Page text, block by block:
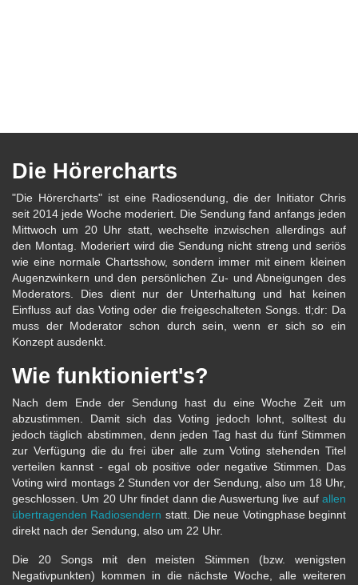
Die Hörercharts
"Die Hörercharts" ist eine Radiosendung, die der Initiator Chris
seit 2014 jede Woche moderiert. Die Sendung fand anfangs jeden
Mittwoch um 20 Uhr statt, wechselte inzwischen allerdings auf
den Montag. Moderiert wird die Sendung nicht streng und seriös
wie eine normale Chartsshow, sondern immer mit einem kleinen
Augenzwinkern und den persönlichen Zu- und Abneigungen des
Moderators. Dies dient nur der Unterhaltung und hat keinen
Einfluss auf das Voting oder die freigeschalteten Songs. tl;dr: Da
muss der Moderator schon durch sein, wenn er sich so ein
Konzept ausdenkt.
Wie funktioniert's?
Nach dem Ende der Sendung hast du eine Woche Zeit um
abzustimmen. Damit sich das Voting jedoch lohnt, solltest du
jedoch täglich abstimmen, denn jeden Tag hast du fünf Stimmen
zur Verfügung die du frei über alle zum Voting stehenden Titel
verteilen kannst - egal ob positive oder negative Stimmen. Das
Voting wird montags 2 Stunden vor der Sendung, also um 18 Uhr,
geschlossen. Um 20 Uhr findet dann die Auswertung live auf allen
übertragenden Radiosendern statt. Die neue Votingphase beginnt
direkt nach der Sendung, also um 22 Uhr.
Die 20 Songs mit den meisten Stimmen (bzw. wenigsten
Negativpunkten) kommen in die nächste Woche, alle weiteren